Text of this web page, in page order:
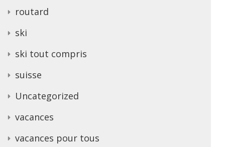
routard
ski
ski tout compris
suisse
Uncategorized
vacances
vacances pour tous